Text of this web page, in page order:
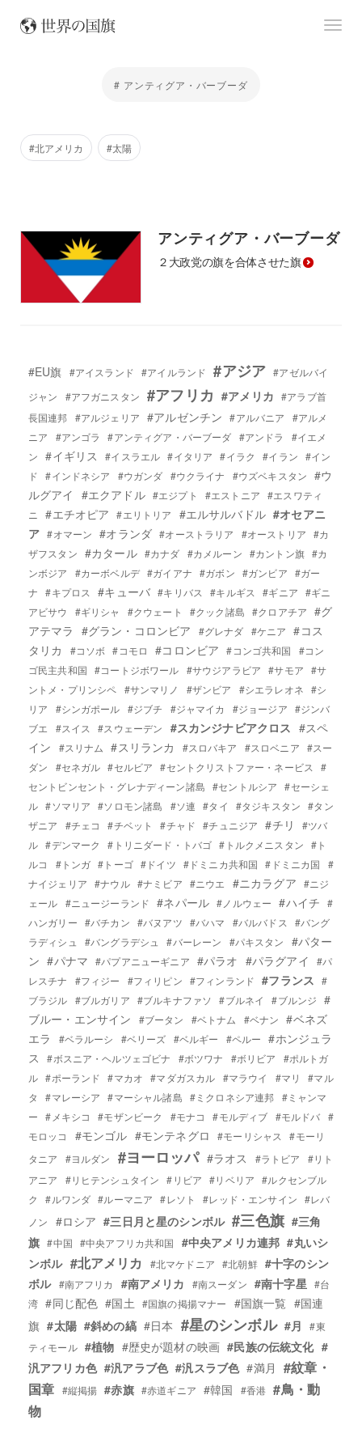
# アンティグア・バーブーダ
#北アメリカ #太陽
アンティグア・バーブーダ
２大政党の旗を合体させた旗
#EU旗 #アイスランド #アイルランド #アジア #アゼルバイ
ジャン
#アフガニスタン #アフリカ #アメリカ #アラブ首
長国連邦 #アルジェリア #アルゼンチン #アルバニア
#アルメ
ニア
#アンゴラ #アンティグア・バーブーダ #アンドラ
#イエメ
ン
#イギリス #イスラエル #イタリア #イラク #イラン #イン
ド
#インドネシア #ウガンダ #ウクライナ #ウズベキスタン
#ウ
ルグアイ #エクアドル #エジプト #エストニア #エスワティ
ニ
#エチオピア #エリトリア #エルサルバドル #オセアニ
ア #オマーン #オランダ #オーストラリア #オーストリア #カ
ザフスタン #カタール #カナダ #カメルーン #カントン旗 #カ
ンボジア
#カーボベルデ #ガイアナ #ガボン #ガンビア #ガー
ナ
#キプロス #キューバ #キリバス #キルギス #ギニア #ギニ
アビサウ
#ギリシャ #クウェート #クック諸島 #クロアチア
#グ
アテマラ #グラン・コロンビア #グレナダ #ケニア
#コス
タリカ
#コソボ #コモロ #コロンビア #コンゴ共和国
#コン
ゴ民主共和国 #コートジボワール #サウジアラビア #サモア #サ
ントメ・プリンシペ #サンマリノ #ザンビア #シエラレオネ #シ
リア
#シンガポール #ジブチ #ジャマイカ #ジョージア #ジンバ
ブエ
#スイス #スウェーデン #スカンジナビアクロス #スペ
イン
#スリナム #スリランカ #スロバキア #スロベニア #スー
ダン
#セネガル #セルビア #セントクリストファー・ネービス
#
セントビンセント・グレナディーン諸島 #セントルシア
#セーシェ
ル #ソマリア #ソロモン諸島 #ソ連 #タイ #タジキスタン
#タン
ザニア
#チェコ #チベット #チャド #チュニジア #チリ
#ツバ
ル #デンマーク #トリニダード・トバゴ #トルクメニスタン #ト
ルコ
#トンガ #トーゴ #ドイツ #ドミニカ共和国 #ドミニカ国
#
ナイジェリア #ナウル #ナミビア #ニウエ #ニカラグア #ニジ
ェール #ニュージーランド #ネパール #ノルウェー #ハイチ
#
ハンガリー #バチカン #バヌアツ #バハマ #バルバドス
#バング
ラディシュ
#バングラデシュ #バーレーン #パキスタン
#パター
ン #パナマ #パプアニューギニア #パラオ #パラグアイ
#パ
レスチナ
#フィジー #フィリピン #フィンランド #フランス
#
ブラジル #ブルガリア #ブルキナファソ #ブルネイ #ブルンジ
#
ブルー・エンサイン
#ブータン #ベトナム #ベナン
#ベネズ
エラ
#ベラルーシ #ベリーズ #ベルギー #ペルー
#ホンジュラ
ス
#ボスニア・ヘルツェゴビナ #ボツワナ #ボリビア
#ポルトガ
ル #ポーランド #マカオ #マダガスカル #マラウイ #マリ
#マル
タ
#マレーシア #マーシャル諸島 #ミクロネシア連邦 #ミャンマ
ー
#メキシコ #モザンビーク #モナコ #モルディブ #モルドバ #
モロッコ
#モンゴル #モンテネグロ #モーリシャス
#モーリ
タニア
#ヨルダン #ヨーロッパ #ラオス #ラトビア
#リト
アニア
#リヒテンシュタイン #リビア #リベリア
#ルクセンブル
ク
#ルワンダ #ルーマニア #レソト #レッド・エンサイン #レバ
ノン
#ロシア #三日月と星のシンボル #三色旗 #三角
旗 #中国 #中央アフリカ共和国 #中央アメリカ連邦 #丸いシ
ンボル #北アメリカ #北マケドニア #北朝鮮 #十字のシン
ボル #南アフリカ #南アメリカ #南スーダン #南十字星 #台
湾 #同じ配色 #国土 #国旗の掲揚マナー #国旗一覧 #国連
旗 #太陽 #斜めの縞 #日本 #星のシンボル #月
#東
ティモール #植物 #歴史が題材の映画 #民族の伝統文化 #
汎アフリカ色 #汎アラブ色 #汎スラブ色 #満月
#紋章・
国章 #縦掲揚 #赤旗 #赤道ギニア #韓国 #香港 #鳥・動
物